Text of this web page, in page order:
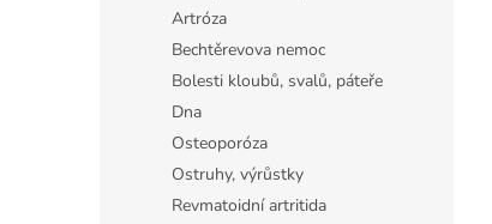
Artróza
Bechtěrevova nemoc
Bolesti kloubů, svalů, páteře
Dna
Osteoporóza
Ostruhy, výrůstky
Revmatoidní artritida